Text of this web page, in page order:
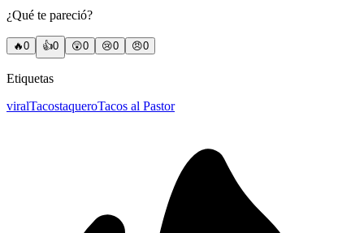
¿Qué te pareció?
🔥0 👍0 😲0 😢0 😠0
Etiquetas
viralTacostaqueroTacos al Pastor